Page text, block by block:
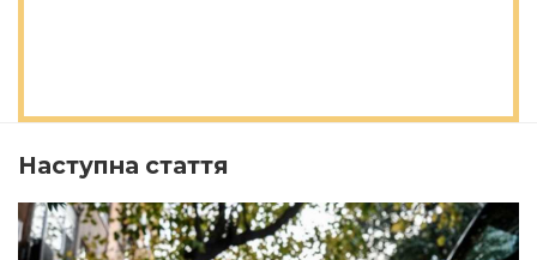
Наступна стаття